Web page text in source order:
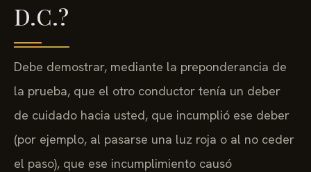
D.C.?
Debe demostrar, mediante la preponderancia de
la prueba, que el otro conductor tenía un deber
de cuidado hacia usted, que incumplió ese deber
(por ejemplo, al pasarse una luz roja o al no ceder
el paso), que ese incumplimiento causó